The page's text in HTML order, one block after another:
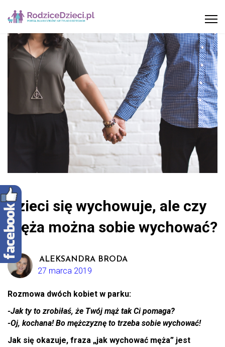
Dzieci się wychowuje, ale czy
męża można sobie wychować?
ALEKSANDRA BRODA
27 marca 2019
Rozmowa dwóch kobiet w parku:
-Jak ty to zrobiłaś, że Twój mąż tak Ci pomaga?
-Oj, kochana! Bo mężczyznę to trzeba sobie wychować!
Jak się okazuje, fraza „jak wychować męża” jest